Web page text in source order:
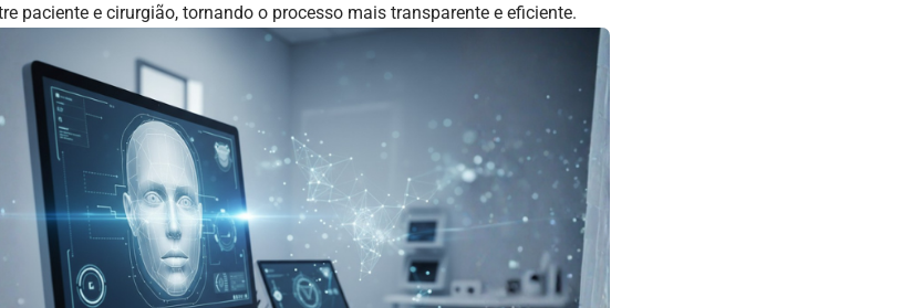
paciente e cirurgião, tornando o processo mais transparente e eficiente.